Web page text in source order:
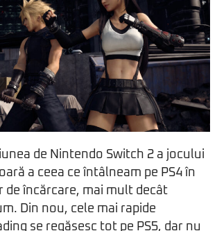
de Nintendo Switch 2 a jocului
a ceea ce întâlneam pe PS4 în
de încărcare, mai mult decât
Din nou, cele mai rapide
se regăsesc tot pe PS5, dar nu